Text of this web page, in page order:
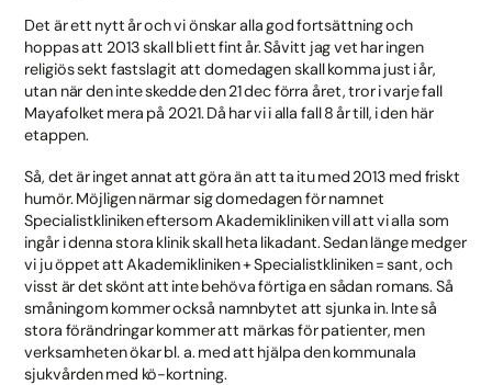
Det är ett nytt år och vi önskar alla god fortsättning och
hoppas att 2013 skall bli ett fint år. Såvitt jag vet har ingen
religiös sekt fastslagit att domedagen skall komma just i år,
utan när den inte skedde den 21 dec förra året, tror i varje fall
Mayafolket mera på 2021. Då har vi i alla fall 8 år till, i den här
etappen.
Så, det är inget annat att göra än att ta itu med 2013 med friskt
humör. Möjligen närmar sig domedagen för namnet
Specialistkliniken eftersom Akademikliniken vill att vi alla som
ingår i denna stora klinik skall heta likadant. Sedan länge medger
vi ju öppet att Akademikliniken + Specialistkliniken = sant, och
visst är det skönt att inte behöva förtiga en sådan romans. Så
småningom kommer också namnbytet att sjunka in. Inte så
stora förändringar kommer att märkas för patienter, men
verksamheten ökar bl. a. med att hjälpa den kommunala
sjukvården med kö-kortning.